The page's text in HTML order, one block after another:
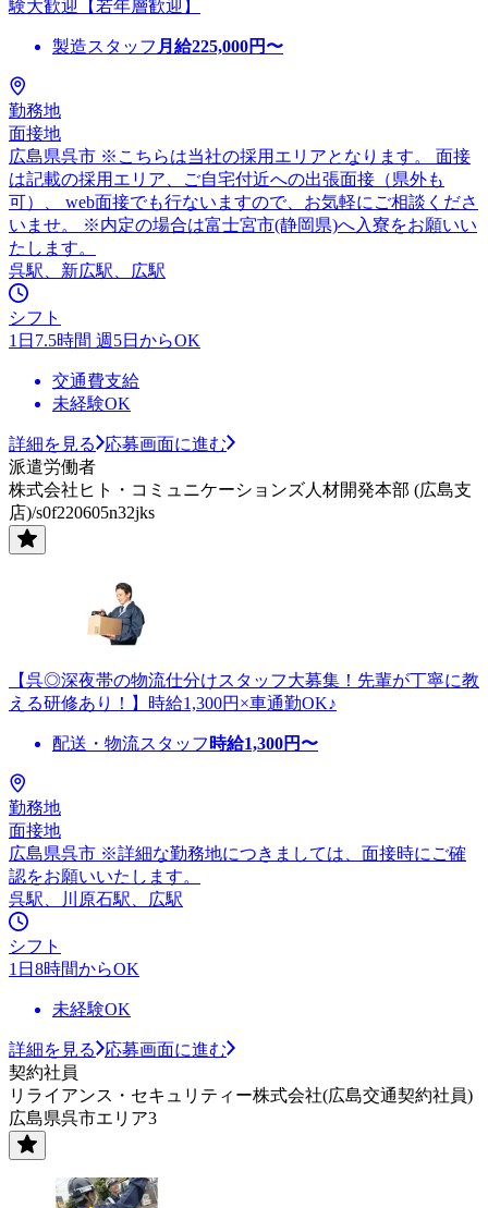
験大歓迎【若年層歓迎】
製造スタッフ 月給225,000円〜
勤務地
面接地
広島県呉市 ※こちらは当社の採用エリアとなります。 面接
は記載の採用エリア、ご自宅付近への出張面接（県外も
可）、 web面接でも行ないますので、お気軽にご相談くださ
いませ。 ※内定の場合は富士宮市(静岡県)へ入寮をお願いい
たします。
呉駅、新広駅、広駅
シフト
1日7.5時間 週5日からOK
交通費支給
未経験OK
詳細を見る
応募画面に進む
派遣労働者
株式会社ヒト・コミュニケーションズ人材開発本部 (広島支
店)/s0f220605n32jks
【呉◎深夜帯の物流仕分けスタッフ大募集！先輩が丁寧に教
える研修あり！】時給1,300円×車通勤OK♪
配送・物流スタッフ 時給1,300円〜
勤務地
面接地
広島県呉市 ※詳細な勤務地につきましては、面接時にご確
認をお願いいたします。
呉駅、川原石駅、広駅
シフト
1日8時間からOK
未経験OK
詳細を見る
応募画面に進む
契約社員
リライアンス・セキュリティー株式会社(広島交通契約社員)
広島県呉市エリア3